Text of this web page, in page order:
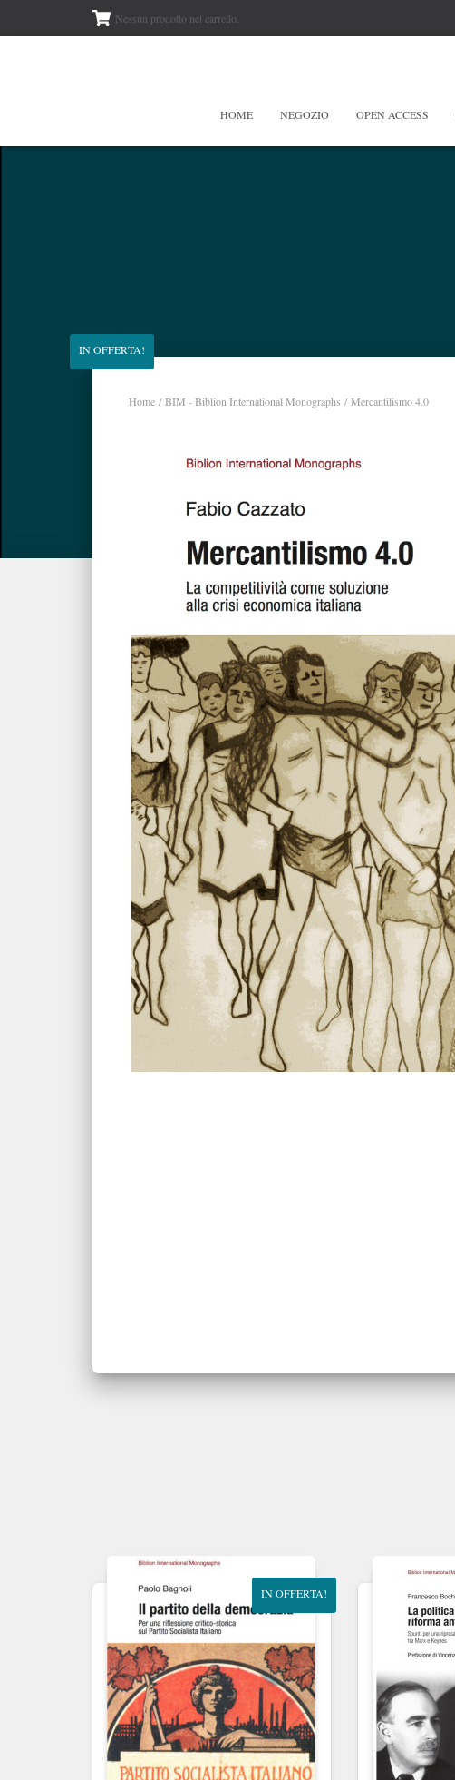
Nessun prodotto nel carrello.
HOME NEGOZIO OPEN ACCESS
Home /BIM - Biblion International Monographs / Mercantilismo 4.0
IN OFFERTA!
IN OFFERTA!